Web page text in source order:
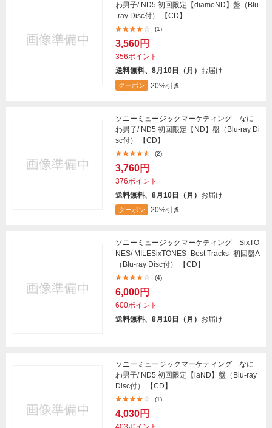
わ男子/ ND5 初回限定【diamoND】盤（Blu
-ray Disc付） 【CD】
(1)
3,560円
356ポイント
送料無料、8月10日（月） お届け
クーポン 20%引き
ソニーミュージックマーケティング なに
わ男子/ ND5 初回限定【ND】盤（Blu-ray Di
sc付） 【CD】
(2)
3,760円
376ポイント
送料無料、8月10日（月） お届け
クーポン 20%引き
ソニーミュージックマーケティング SixTO
NES/ MILESixTONES -Best Tracks- 初回盤A
（Blu-ray Disc付） 【CD】
(4)
6,000円
600ポイント
送料無料、8月10日（月） お届け
ソニーミュージックマーケティング なに
わ男子/ ND5 初回限定【laND】盤（Blu-ray
Disc付） 【CD】
(1)
4,030円